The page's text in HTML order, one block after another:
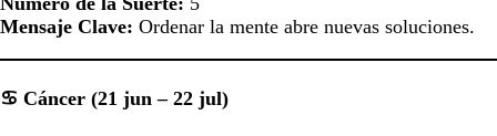
Mensaje Clave: Ordenar la mente abre nuevas soluciones.
♋ Cáncer (21 jun – 22 jul)